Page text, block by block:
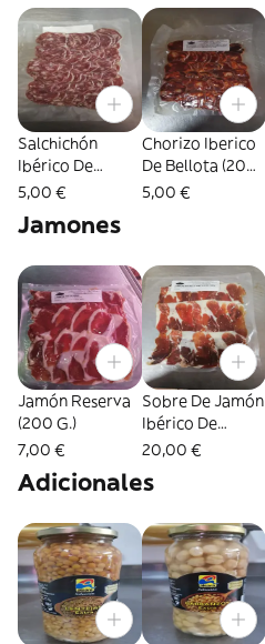
Salchichón
Ibérico De
Bellota (200 G.)
5,00 €
Chorizo Iberico
De Bellota (200
G.)
5,00 €
Jamones
Jamón Reserva
(200 G.)
7,00 €
Sobre De Jamón
Ibérico De
Bellota (150 G.)
20,00 €
Adicionales